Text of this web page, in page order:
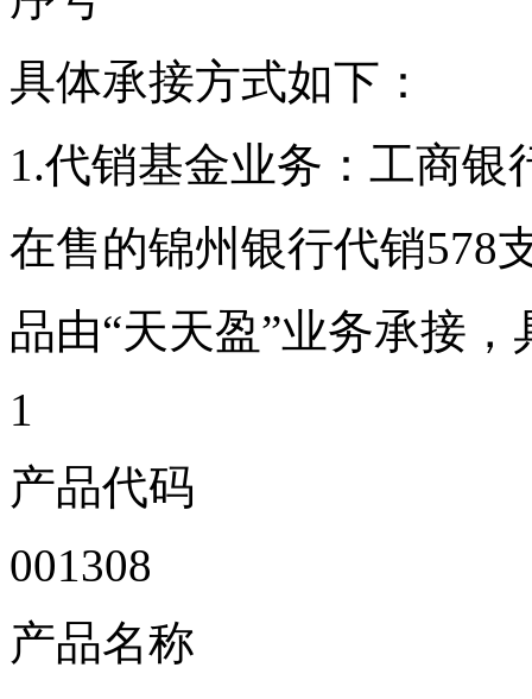
具体承接方式如下：
1.代销基金业务：工商
在售的锦州银行代销578
品由“天天盈”业务承接
1
产品代码
001308
产品名称